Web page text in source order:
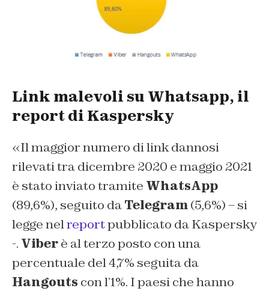
Link malevoli su Whatsapp, il
report di Kaspersky
«Il maggior numero di link dannosi
rilevati tra dicembre 2020 e maggio 2021
è stato inviato tramite WhatsApp
(89,6%), seguito daTelegram(5,6%) – si
legge nelreportpubblicato da Kaspersky
-. Viberè al terzo posto con una
percentuale del 4,7% seguita da
Hangouts con l’1%. I paesi che hanno